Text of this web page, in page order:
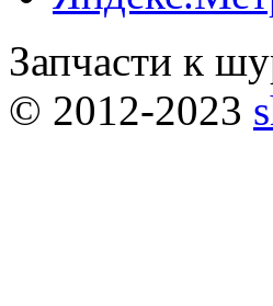
Запчасти к
© 2012-2023